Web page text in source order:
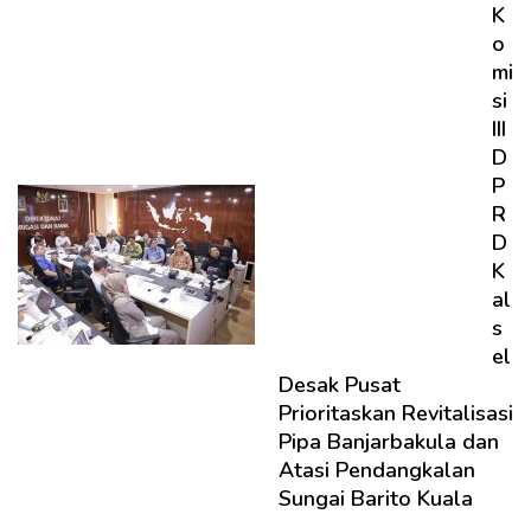
K
o
mi
si
III
D
P
R
D
K
al
s
el
Desak Pusat
Prioritaskan Revitalisasi
Pipa Banjarbakula dan
Atasi Pendangkalan
Sungai Barito Kuala